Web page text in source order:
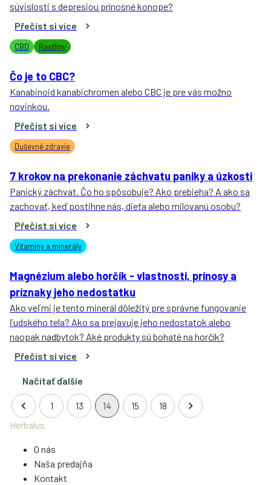
súvislosti s depresiou prínosné konope?
Přečíst si více
CBD Rastliny
Čo je to CBC?
Kanabinoid kanabichromen alebo CBC je pre vás možno
novinkou.
Přečíst si více
Duševné zdravie
7 krokov na prekonanie záchvatu paniky a úzkosti
Panický záchvat. Čo ho spôsobuje? Ako prebieha? A ako sa
zachovať, keď postihne nás, dieťa alebo milovanú osobu?
Přečíst si více
Vitamíny a minerály
Magnézium alebo horčík - vlastnosti, prínosy a
príznaky jeho nedostatku
Ako veľmi je tento minerál dôležitý pre správne fungovanie
ľudského tela? Ako sa prejavuje jeho nedostatok alebo
naopak nadbytok? Aké produkty sú bohaté na horčík?
Přečíst si více
Načítať ďalšie
1 13 14 15 18
Herbalus
O nás
Naša predajňa
Kontakt